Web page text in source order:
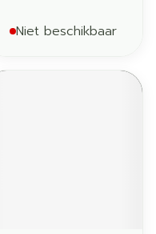
Niet beschikbaar